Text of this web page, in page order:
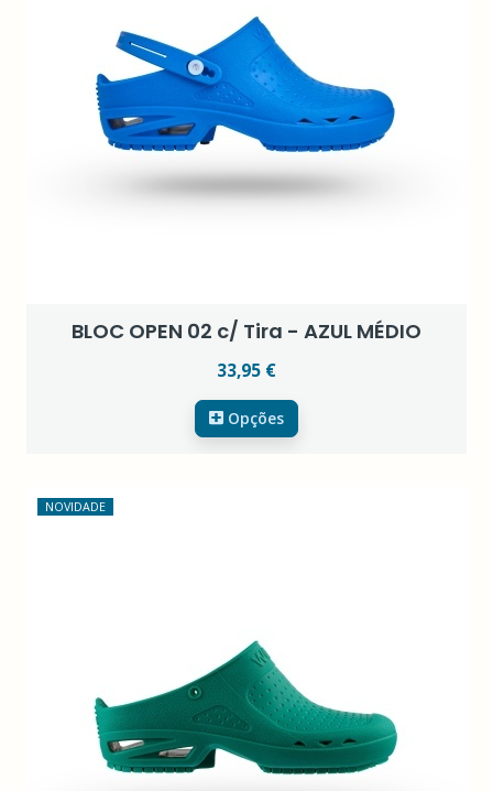
BLOC OPEN 02 c/ Tira - AZUL MÉDIO
33,95 €
Opções
NOVIDADE